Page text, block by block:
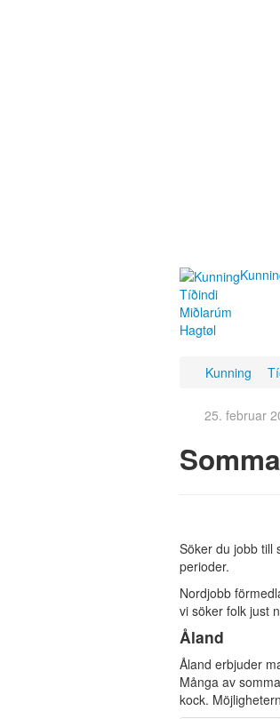
Tíðindi
Miðlarúm
Hagtøl
Kunning
25. februar
Söker du jobb till
perioder.
Nordjobb
vi söker folk just
Åland
Åland erbjuder
Många av
kock.